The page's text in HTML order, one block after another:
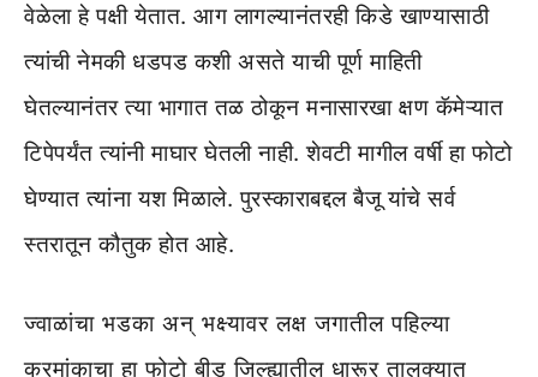
वेळेला हे पक्षी येतात. आग लागल्यानंतरही किडे खाण्यासाठी
त्यांची नेमकी धडपड कशी असते याची पूर्ण माहिती
घेतल्यानंतर त्या भागात तळ ठोकून मनासारखा क्षण कॅमेऱ्यात
टिपेपर्यंत त्यांनी माघार घेतली नाही. शेवटी मागील वर्षी हा फोटो
घेण्यात त्यांना यश मिळाले. पुरस्काराबद्दल बैजू यांचे सर्व
स्तरातून कौतुक होत आहे.
ज्वाळांचा भडका अन् भक्ष्यावर लक्ष जगातील पहिल्या
क्रमांकाचा हा फोटो बीड जिल्ह्यातील धारूर तालुक्यात